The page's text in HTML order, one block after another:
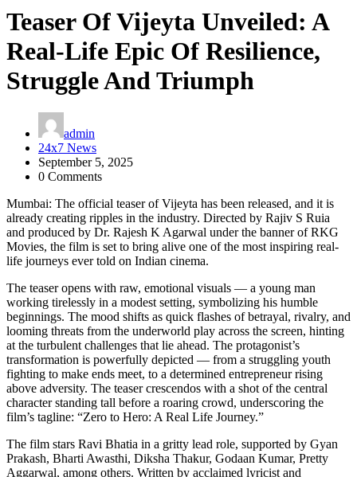
Teaser Of Vijeyta Unveiled: A
Real-Life Epic Of Resilience,
Struggle And Triumph
admin
24x7 News
September 5, 2025
0 Comments
Mumbai: The official teaser of Vijeyta has been released, and it is
already creating ripples in the industry. Directed by Rajiv S Ruia
and produced by Dr. Rajesh K Agarwal under the banner of RKG
Movies, the film is set to bring alive one of the most inspiring real-
life journeys ever told on Indian cinema.
The teaser opens with raw, emotional visuals — a young man
working tirelessly in a modest setting, symbolizing his humble
beginnings. The mood shifts as quick flashes of betrayal, rivalry, and
looming threats from the underworld play across the screen, hinting
at the turbulent challenges that lie ahead. The protagonist’s
transformation is powerfully depicted — from a struggling youth
fighting to make ends meet, to a determined entrepreneur rising
above adversity. The teaser crescendos with a shot of the central
character standing tall before a roaring crowd, underscoring the
film’s tagline: “Zero to Hero: A Real Life Journey.”
The film stars Ravi Bhatia in a gritty lead role, supported by Gyan
Prakash, Bharti Awasthi, Diksha Thakur, Godaan Kumar, Pretty
Aggarwal, among others. Written by acclaimed lyricist and